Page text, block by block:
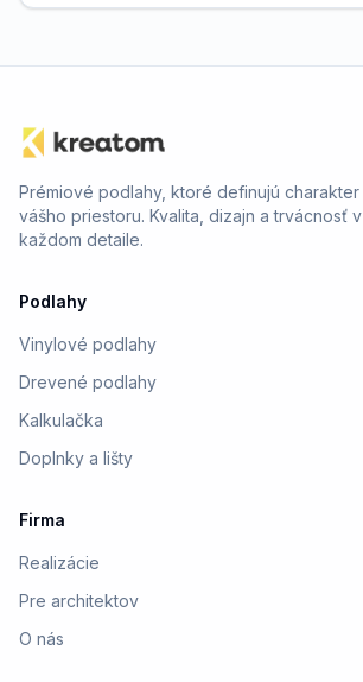
Prémiové podlahy, ktoré definujú charakter
vášho priestoru. Kvalita, dizajn a trvácnosť v
každom detaile.
Podlahy
Vinylové podlahy
Drevené podlahy
Kalkulačka
Doplnky a lišty
Firma
Realizácie
Pre architektov
O nás